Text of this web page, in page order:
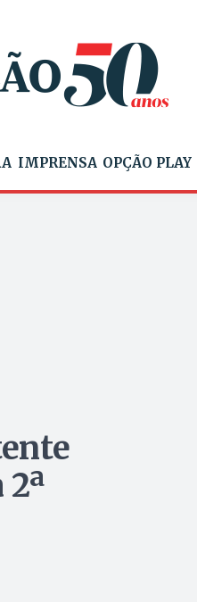
IMPRENSA OPÇÃO PLAY